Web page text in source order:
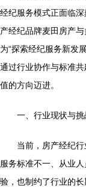
经纪服务模式正面临
产经纪品牌麦田房产
为“探索经纪服务新发
通过行业协作与标准
值的方向迈进。
一、行业现状与
当前，房产经纪
服务标准不一、从业
验，也制约了行业的